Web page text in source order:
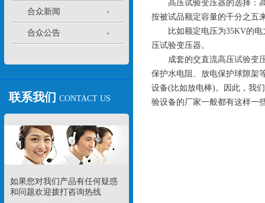
合众新闻
合众公告
联系我们 CONTACT US
如果您对我们产品有任何疑惑
和问题欢迎拨打咨询热线
高压试验变压器的选择：高
按被试品额定容量的千分之五
比如额定电压为35KV的电
压试验变压器。
成套的交直流高压试验变
保护水电阻、放电保护球隙架
设备(比如放电棒)。因此，我
验设备的厂家一般都有这样一